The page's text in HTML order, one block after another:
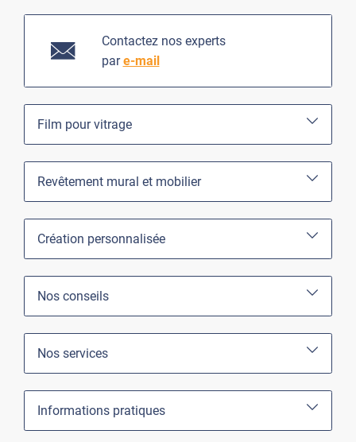
Contactez nos experts
pare-mail
Film pour vitrage
Revêtement mural et mobilier
Création personnalisée
Nos conseils
Nos services
Informations pratiques